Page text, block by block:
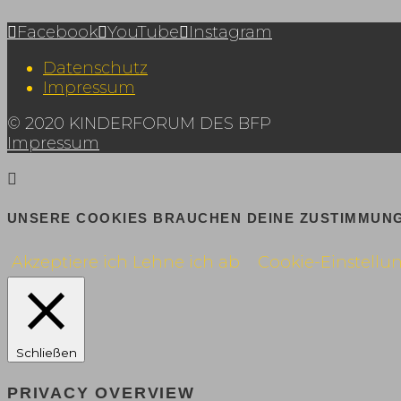
Facebook YouTube
Instagram
Datenschutz
Impressum
© 2020 KINDERFORUM DES BFP
Impressum
UNSERE COOKIES BRAUCHEN DEINE
Akzeptiere ich Lehne ich ab Cookie-
Schließen
PRIVACY OVERVIEW